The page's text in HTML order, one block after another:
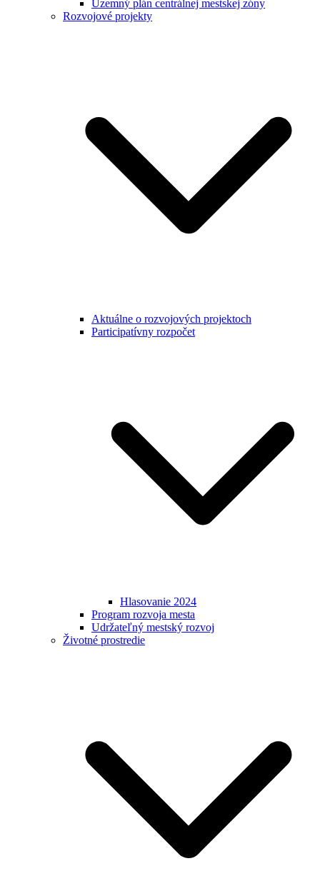
Územný plán centrálnej mestskej zóny
Rozvojové projekty
Aktuálne o rozvojových projektoch
Participatívny rozpočet
Hlasovanie 2024
Program rozvoja mesta
Udržateľný mestský rozvoj
Životné prostredie